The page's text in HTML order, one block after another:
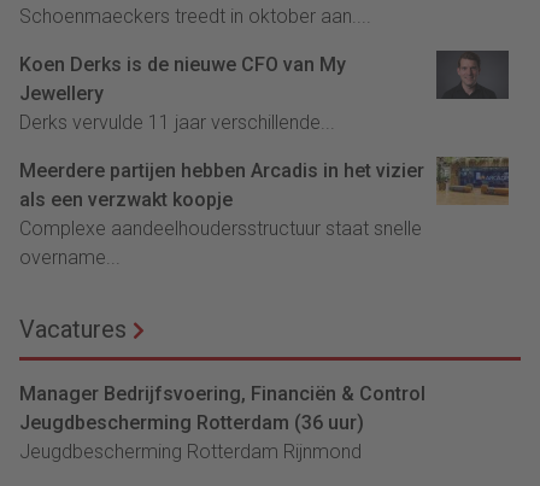
Schoenmaeckers treedt in oktober aan....
Koen Derks is de nieuwe CFO van My
Jewellery
Derks vervulde 11 jaar verschillende...
Meerdere partijen hebben Arcadis in het vizier
als een verzwakt koopje
Complexe aandeelhoudersstructuur staat snelle
overname...
Vacatures
Manager Bedrijfsvoering, Financiën & Control
Jeugdbescherming Rotterdam (36 uur)
Jeugdbescherming Rotterdam Rijnmond